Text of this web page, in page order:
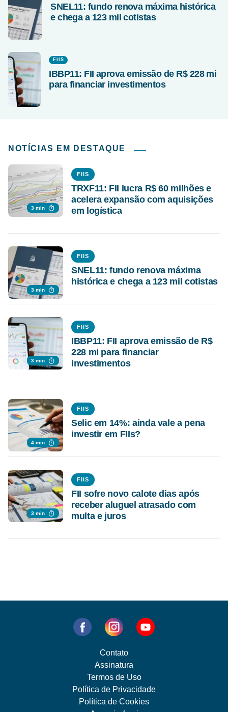
SNEL11: fundo renova máxima histórica
e chega a 123 mil cotistas
FIIS
IBBP11: FII aprova emissão de R$ 228 mi
para financiar investimentos
NOTÍCIAS EM DESTAQUE
3 min
FIIS
TRXF11: FII lucra R$ 60 milhões e
acelera expansão com aquisições
em logística
3 min
FIIS
SNEL11: fundo renova máxima
histórica e chega a 123 mil cotistas
3 min
FIIS
IBBP11: FII aprova emissão de R$
228 mi para financiar
investimentos
4 min
FIIS
Selic em 14%: ainda vale a pena
investir em FIIs?
3 min
FIIS
FII sofre novo calote dias após
receber aluguel atrasado com
multa e juros
Contato
Assinatura
Termos de Uso
Política de Privacidade
Política de Cookies